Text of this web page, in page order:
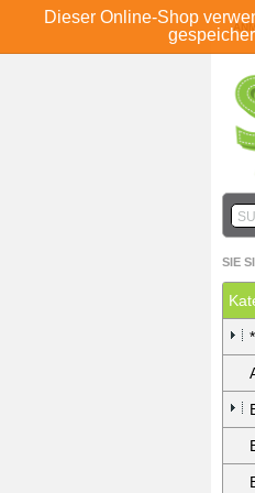
Dieser Online-Shop
SIE